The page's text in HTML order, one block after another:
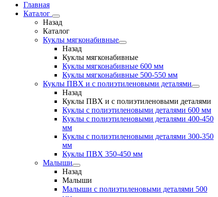
Главная
Каталог
Назад
Каталог
Куклы мягконабивные
Назад
Куклы мягконабивные
Куклы мягконабивные 600 мм
Куклы мягконабивные 500-550 мм
Куклы ПВХ и с полиэтиленовыми деталями
Назад
Куклы ПВХ и с полиэтиленовыми деталями
Куклы с полиэтиленовыми деталями 600 мм
Куклы с полиэтиленовыми деталями 400-450
мм
Куклы с полиэтиленовыми деталями 300-350
мм
Куклы ПВХ 350-450 мм
Малыши
Назад
Малыши
Малыши с полиэтиленовыми деталями 500